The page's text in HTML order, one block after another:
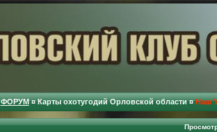
ФОРУМ ¤ Карты охотугодий Орловской области ¤ Наш